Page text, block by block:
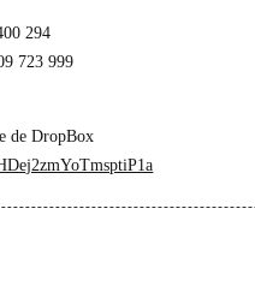
294
723 999
de DropBox